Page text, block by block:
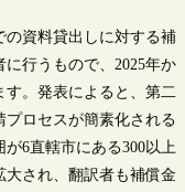
の資料貸出しに対する補
行うもので、2025年か
す。発表によると、第二
プロセスが簡素化される
が6直轄市にある300以上
大され、翻訳者も補償金